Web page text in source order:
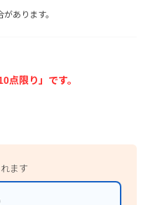
あります。
点限り」です。
ます